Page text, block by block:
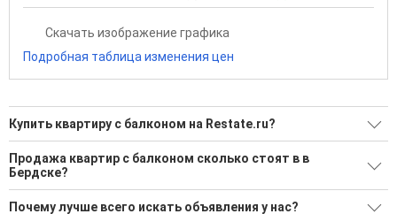
Скачать изображение графика
Подробная таблица изменения цен
Купить квартиру с балконом на Restate.ru?
Ищите, как Купить квартиру с балконом?
115 актуальных и проверенных объявлений
Воспользуйтесь нашим поиском по новостройкам, для
Продажа квартир с балконом сколько стоят в в
Бердске?
Минимальная цена: 2 100 000 Р. Максимальная цена: 18 500
Почему лучше всего искать объявления у нас?